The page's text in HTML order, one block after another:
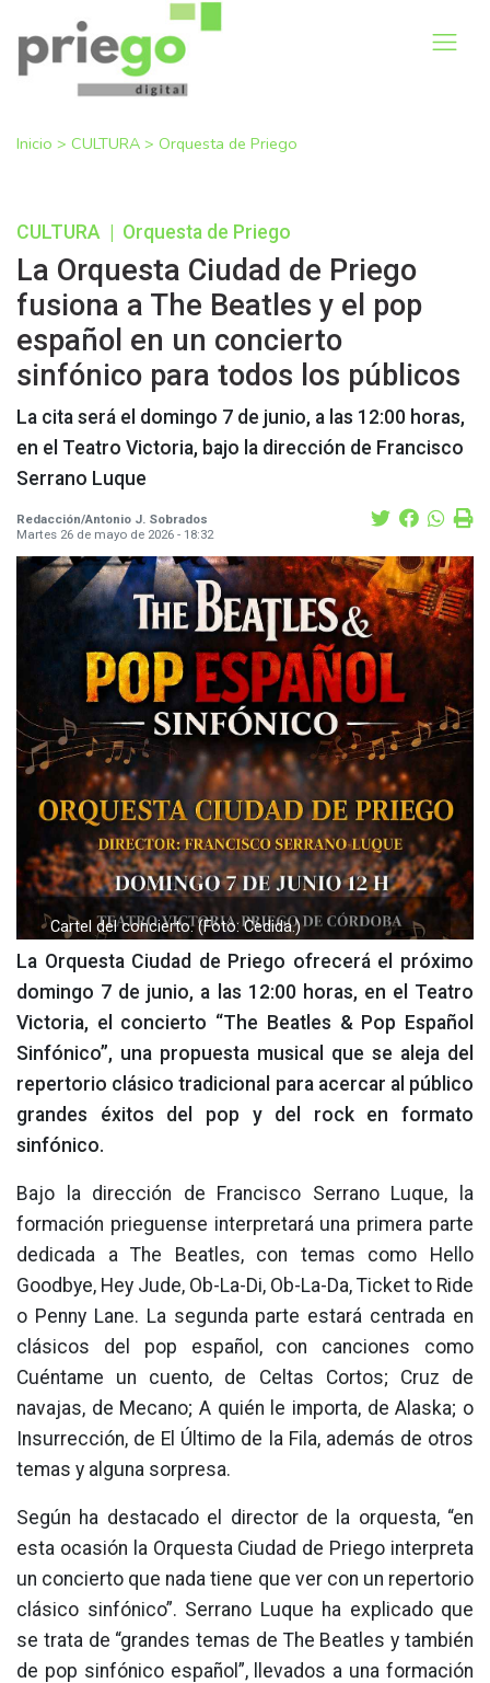
Inicio > CULTURA > Orquesta de Priego
CULTURA Orquesta de Priego
La Orquesta Ciudad de Priego
fusiona a The Beatles y el pop
español en un concierto
sinfónico para todos los públicos
La cita será el domingo 7 de junio, a las 12:00 horas,
en el Teatro Victoria, bajo la dirección de Francisco
Serrano Luque
Redacción/Antonio J. Sobrados
Martes 26 de mayo de 2026 - 18:32
Cartel del concierto. (Foto: Cedida.)
La Orquesta Ciudad de Priego ofrecerá el próximo
domingo 7 de junio, a las 12:00 horas, en el Teatro
Victoria, el concierto “The Beatles & Pop Español
Sinfónico”, una propuesta musical que se aleja del
repertorio clásico tradicional para acercar al público
grandes éxitos del pop y del rock en formato
sinfónico.
Bajo la dirección de Francisco Serrano Luque, la
formación prieguense interpretará una primera parte
dedicada a The Beatles, con temas como Hello
Goodbye, Hey Jude, Ob-La-Di, Ob-La-Da, Ticket to Ride
o Penny Lane. La segunda parte estará centrada en
clásicos del pop español, con canciones como
Cuéntame un cuento, de Celtas Cortos; Cruz de
navajas, de Mecano; A quién le importa, de Alaska; o
Insurrección, de El Último de la Fila, además de otros
temas y alguna sorpresa.
Según ha destacado el director de la orquesta, “en
esta ocasión la Orquesta Ciudad de Priego interpreta
un concierto que nada tiene que ver con un repertorio
clásico sinfónico”. Serrano Luque ha explicado que
se trata de “grandes temas de The Beatles y también
de pop sinfónico español”, llevados a una formación